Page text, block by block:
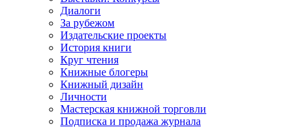
Диалоги
За рубежом
Издательские проекты
История книги
Круг чтения
Книжные блогеры
Книжный дизайн
Личности
Мастерская книжной торговли
Подписка и продажа журнала